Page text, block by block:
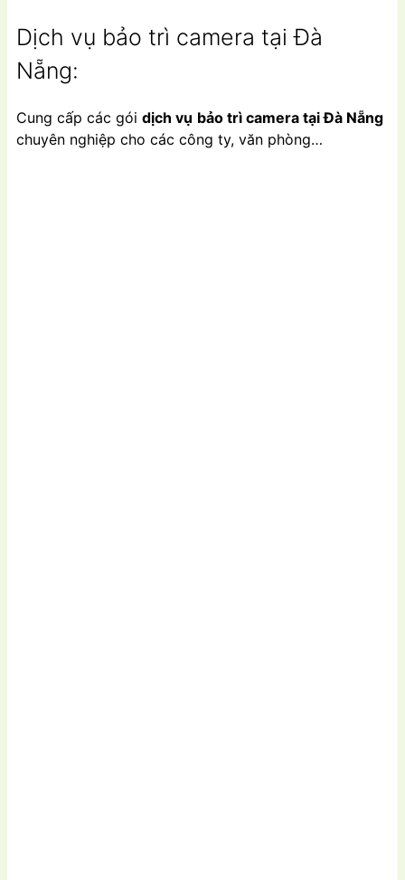
Dịch vụ bảo trì camera tại Đà
Nẵng:
Cung cấp các gói dịch vụ bảo trì camera tại Đà Nẵng
chuyên nghiệp cho các công ty, văn phòng…